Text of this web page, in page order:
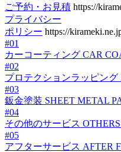
ご予約・お見積 https://
プライバシー
ポリシー https://
#01
カーコーティング CAR
#02
プロテクションラッピング
#03
鈑金塗装 SHEET METAL
#04
その他のサービス
#05
アフターサービス AFTER